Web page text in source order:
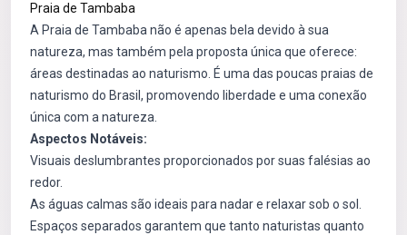
Praia de Tambaba
A Praia de Tambaba não é apenas bela devido à sua
natureza, mas também pela proposta única que oferece:
áreas destinadas ao naturismo. É uma das poucas praias de
naturismo do Brasil, promovendo liberdade e uma conexão
única com a natureza.
Aspectos Notáveis:
Visuais deslumbrantes proporcionados por suas falésias ao
redor.
As águas calmas são ideais para nadar e relaxar sob o sol.
Espaços separados garantem que tanto naturistas quanto